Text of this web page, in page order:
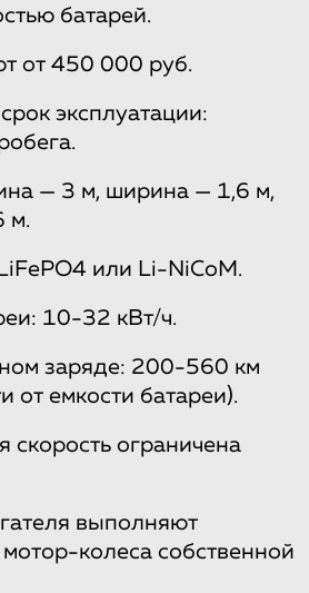
батарей.
от 450 000 руб.
эксплуатации:
— 3 м, ширина — 1,6 м,
м.
или Li-NiCoM.
10-32 кВт/ч.
заряде: 200-560 км
от емкости батареи).
скорость ограничена
выполняют
колеса собственной